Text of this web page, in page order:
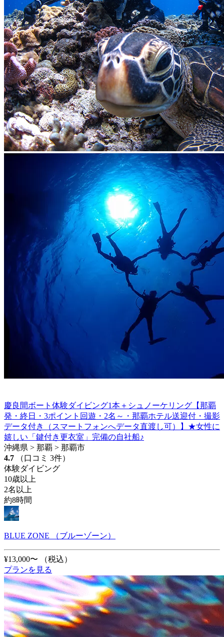
慶良間ボート体験ダイビング1本＋シュノーケリング【那覇
発・終日・3ポイント回遊・2名～・那覇ホテル送迎付・撮影
データ付き（スマートフォンへデータ直渡し可）】★女性に
嬉しい「鍵付き更衣室」完備の自社船♪
沖縄県 > 那覇 > 那覇市
4.7
（口コミ 3件）
体験ダイビング
10歳以上
2名以上
約8時間
BLUE ZONE （ブルーゾーン）
¥13,000〜
（税込）
プランを見る